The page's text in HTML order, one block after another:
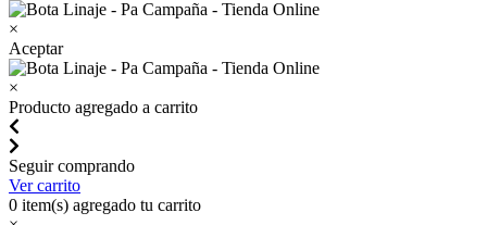
×
Aceptar
×
Producto agregado a carrito
Seguir comprando
Ver carrito
0 item(s) agregado tu carrito